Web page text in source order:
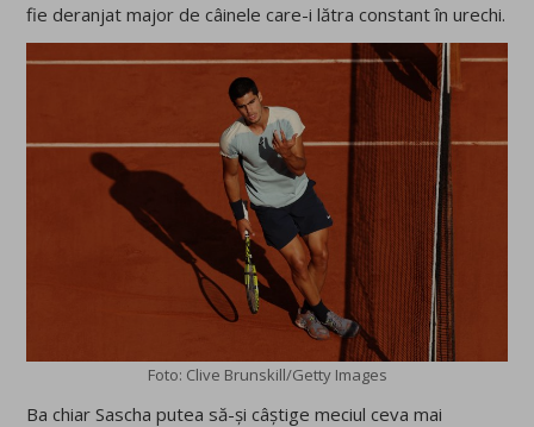
fie deranjat major de câinele care-i lătra constant în urechi.
Foto: Clive Brunskill/Getty Images
Ba chiar Sascha putea să-și câștige meciul ceva mai